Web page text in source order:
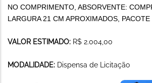
NO COMPRIMENTO, ABSORVENTE:
LARGURA 21 CM APROXIMADOS,
VALOR ESTIMADO: R$ 2.004,00
MODALIDADE: Dispensa de Licitação